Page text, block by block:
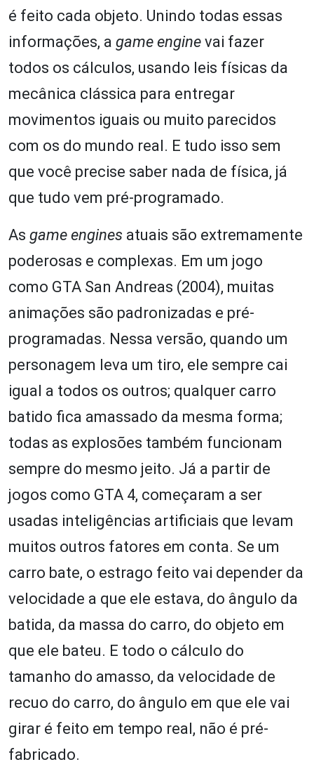
é feito cada objeto. Unindo todas essas
informações, a game engine vai fazer
todos os cálculos, usando leis físicas da
mecânica clássica para entregar
movimentos iguais ou muito parecidos
com os do mundo real. E tudo isso sem
que você precise saber nada de física, já
que tudo vem pré-programado.
As game engines atuais são extremamente
poderosas e complexas. Em um jogo
como GTA San Andreas (2004), muitas
animações são padronizadas e pré-
programadas. Nessa versão, quando um
personagem leva um tiro, ele sempre cai
igual a todos os outros; qualquer carro
batido fica amassado da mesma forma;
todas as explosões também funcionam
sempre do mesmo jeito. Já a partir de
jogos como GTA 4, começaram a ser
usadas inteligências artificiais que levam
muitos outros fatores em conta. Se um
carro bate, o estrago feito vai depender da
velocidade a que ele estava, do ângulo da
batida, da massa do carro, do objeto em
que ele bateu. E todo o cálculo do
tamanho do amasso, da velocidade de
recuo do carro, do ângulo em que ele vai
girar é feito em tempo real, não é pré-
fabricado.